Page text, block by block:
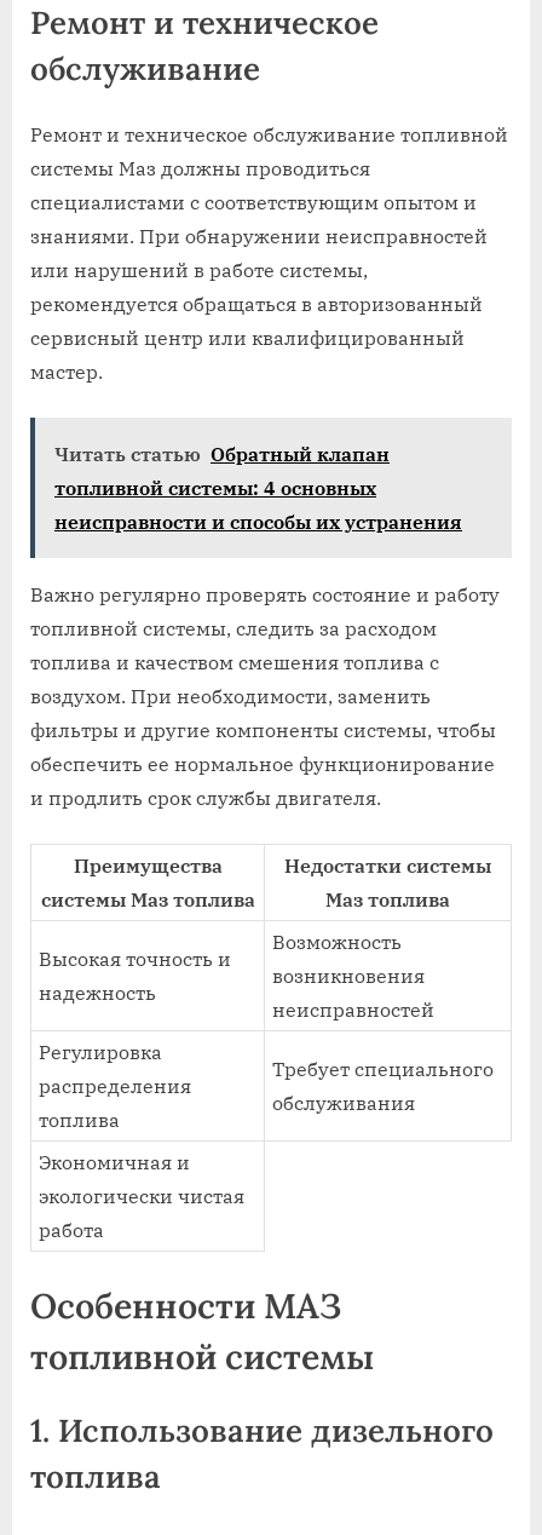
Ремонт и техническое
обслуживание
Ремонт и техническое обслуживание топливной
системы Маз должны проводиться
специалистами с соответствующим опытом и
знаниями. При обнаружении неисправностей
или нарушений в работе системы,
рекомендуется обращаться в авторизованный
сервисный центр или квалифицированный
мастер.
Читать статью Обратный клапан
топливной системы: 4 основных
неисправности и способы их устранения
Важно регулярно проверять состояние и работу
топливной системы, следить за расходом
топлива и качеством смешения топлива с
воздухом. При необходимости, заменить
фильтры и другие компоненты системы, чтобы
обеспечить ее нормальное функционирование
и продлить срок службы двигателя.
Преимущества
системы Маз топлива
Недостатки системы
Маз топлива
Высокая точность и
надежность
Возможность
возникновения
неисправностей
Регулировка
распределения
топлива
Требует специального
обслуживания
Экономичная и
экологически чистая
работа
Особенности МАЗ
топливной системы
1. Использование дизельного
топлива